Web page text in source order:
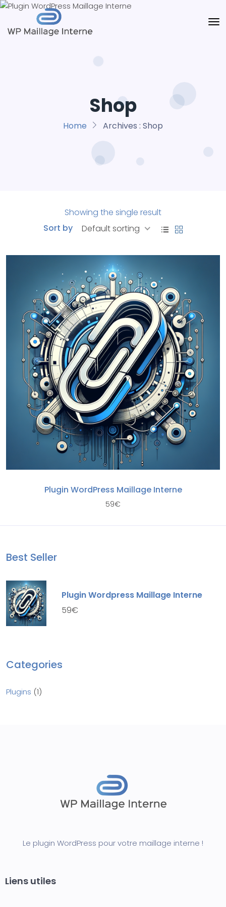
Shop
Home Archives : Shop
Showing the single result
Sort by
Default sorting
Plugin WordPress Maillage Interne
59€
Best Seller
Plugin Wordpress Maillage Interne
59€
Categories
Plugins 1
Le plugin WordPress pour votre maillage interne !
Liens utiles